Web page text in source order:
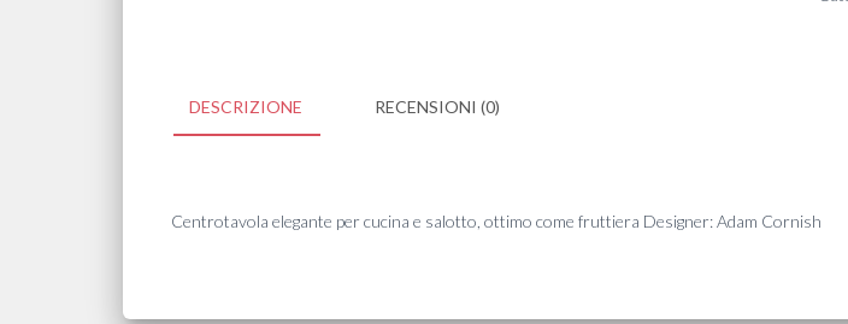
DESCRIZIONE RECENSIONI (0)
Centrotavola elegante per cucina e salotto, ottimo come fruttiera Designer: Adam Cornish